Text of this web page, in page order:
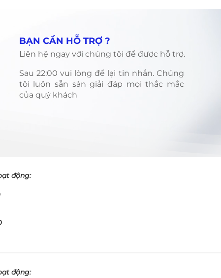
​BẠN CẦN HỖ TRỢ ?
Liên hệ ngay với chúng tôi để được hỗ trợ.
​Sau 22:00 vui lòng để lại tin nhắn. Chúng
tôi luôn sẵn sàn giải đáp mọi thắc mắc
của quý khách
động:
động: